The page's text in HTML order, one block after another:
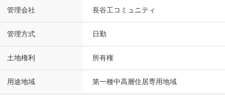
管理会社 長谷工コミュニティ
管理方式 日勤
土地権利 所有権
用途地域 第一種中高層住居専用地域